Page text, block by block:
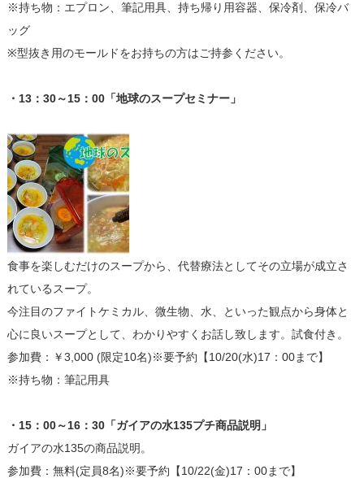
※持ち物：エプロン、筆記用具、持ち帰り用容器、保冷剤、保冷バ
ッグ
※型抜き用のモールドをお持ちの方はご持参ください。
・13：30～15：00「地球のスープセミナー」
食事を楽しむだけのスープから、代替療法としてその立場が成立さ
れているスープ。
今注目のファイトケミカル、微生物、水、といった観点から身体と
心に良いスープとして、わかりやすくお話し致します。試食付き。
参加費：￥3,000 (限定10名)※要予約【10/20(水)17：00まで】
※持ち物：筆記用具
・15：00～16：30「ガイアの水135プチ商品説明」
ガイアの水135の商品説明。
参加費：無料(定員8名)※要予約【10/22(金)17：00まで】